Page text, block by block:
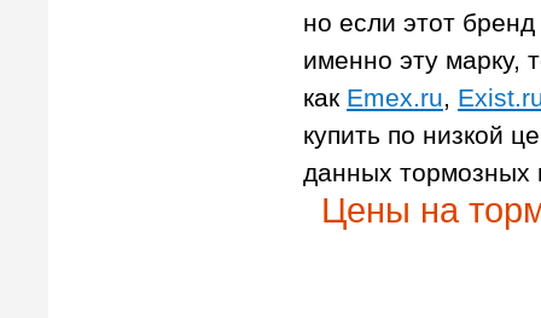
но если этот
именно эту марку,
как Emex.ru,
купить по низкой
данных тормозных
Цены на